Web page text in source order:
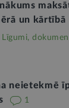
un kārtībā
Līgumi,
neietekmē
1